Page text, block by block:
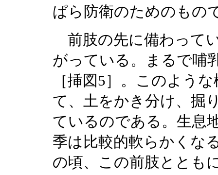
ぱら防衛のためのもの
前肢の先に備わって
がっている。まるで哺
［挿図5］。このよう
て、土をかき分け、掘
ているのである。生息
季は比較的軟らかくな
の頃、この前肢ととも